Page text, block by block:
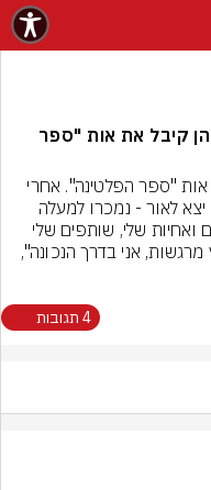
כהן קיבל את אות "ספר
4 תגובות